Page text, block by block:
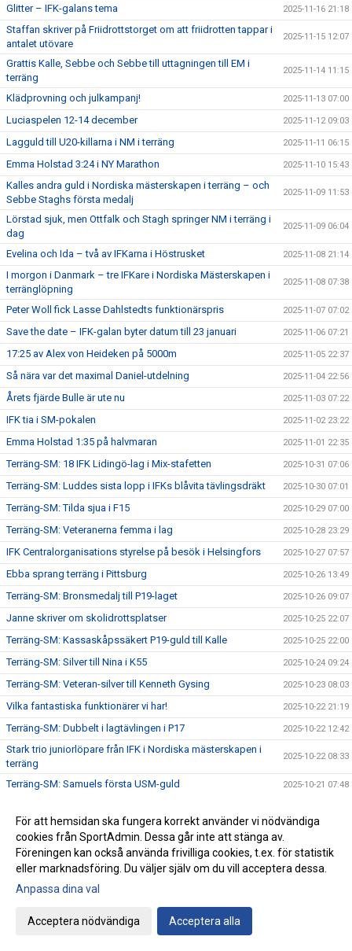
Glitter – IFK-galans tema 2025-11-16 21:18
Staffan skriver på Friidrottstorget om att friidrotten tappar i
antalet utövare
2025-11-15 12:07
Grattis Kalle, Sebbe och Sebbe till uttagningen till EM i
terräng
2025-11-14 11:15
Klädprovning och julkampanj! 2025-11-13 07:00
Luciaspelen 12-14 december 2025-11-12 09:03
Lagguld till U20-killarna i NM i terräng 2025-11-11 06:15
Emma Holstad 3:24 i NY Marathon 2025-11-10 15:43
Kalles andra guld i Nordiska mästerskapen i terräng – och
Sebbe Staghs första medalj
2025-11-09 11:53
Lörstad sjuk, men Ottfalk och Stagh springer NM i terräng i
dag
2025-11-09 06:04
Evelina och Ida – två av IFKarna i Höstrusket 2025-11-08 21:14
I morgon i Danmark – tre IFKare i Nordiska Mästerskapen i
terränglöpning
2025-11-08 07:38
Peter Woll fick Lasse Dahlstedts funktionärspris 2025-11-07 07:02
Save the date – IFK-galan byter datum till 23 januari 2025-11-06 07:21
17:25 av Alex von Heideken på 5000m 2025-11-05 22:37
Så nära var det maximal Daniel-utdelning 2025-11-04 22:56
Årets fjärde Bulle är ute nu 2025-11-03 07:22
IFK tia i SM-pokalen 2025-11-02 23:22
Emma Holstad 1:35 på halvmaran 2025-11-01 22:35
Terräng-SM: 18 IFK Lidingö-lag i Mix-stafetten 2025-10-31 07:06
Terräng-SM: Luddes sista lopp i IFKs blåvita tävlingsdräkt 2025-10-30 07:01
Terräng-SM: Tilda sjua i F15 2025-10-29 07:00
Terräng-SM: Veteranerna femma i lag 2025-10-28 23:29
IFK Centralorganisations styrelse på besök i Helsingfors 2025-10-27 07:57
Ebba sprang terräng i Pittsburg 2025-10-26 13:49
Terräng-SM: Bronsmedalj till P19-laget 2025-10-26 09:07
Janne skriver om skolidrottsplatser 2025-10-25 22:07
Terräng-SM: Kassaskåpssäkert P19-guld till Kalle 2025-10-25 22:00
Terräng-SM: Silver till Nina i K55 2025-10-24 09:24
Terräng-SM: Veteran-silver till Kenneth Gysing 2025-10-23 08:03
Vilka fantastiska funktionärer vi har! 2025-10-22 21:19
Terräng-SM: Dubbelt i lagtävlingen i P17 2025-10-22 12:42
Stark trio juniorlöpare från IFK i Nordiska mästerskapen i
terräng
2025-10-22 08:33
Terräng-SM: Samuels första USM-guld 2025-10-21 07:48
Terräng-SM: Överlägsen Sebbeseger i P17 2025-10-19 22:34
Andreas Movin nära att kliva under tretimmarsgränsen i
Chicago
2025-10-18 22:01
Terräng-SM: Nära, nära senior-SM-guld för Kalle
Bästa stafettiden på 2000-talet – och det med två IFKare i
laget
För att hemsidan ska fungera korrekt använder vi nödvändiga
cookies från SportAdmin. Dessa går inte att stänga av.
Föreningen kan också använda frivilliga cookies, t.ex. för statistik
eller marknadsföring. Du väljer själv om du vill acceptera dessa.
Anpassa dina val
Acceptera nödvändiga Acceptera alla